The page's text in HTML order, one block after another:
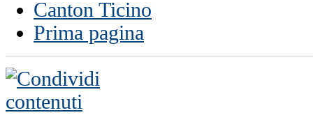
Canton Ticino
Prima pagina